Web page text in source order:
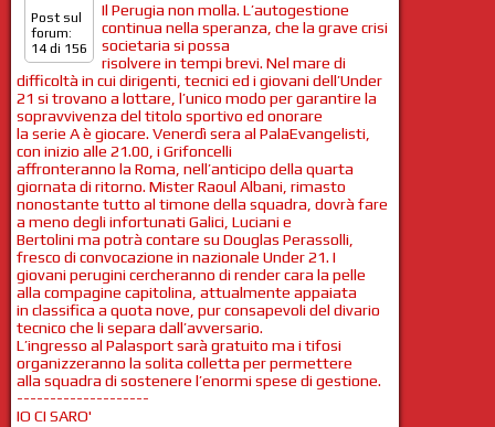
Post sul
forum:
14 di 156
Il Perugia non molla. L’autogestione
continua nella speranza, che la grave crisi
societaria si possa
risolvere in tempi brevi. Nel mare di
difficoltà in cui dirigenti, tecnici ed i giovani dell’Under
21 si trovano a lottare, l’unico modo per garantire la
sopravvivenza del titolo sportivo ed onorare
la serie A è giocare. Venerdì sera al PalaEvangelisti,
con inizio alle 21.00, i Grifoncelli
affronteranno la Roma, nell’anticipo della quarta
giornata di ritorno. Mister Raoul Albani, rimasto
nonostante tutto al timone della squadra, dovrà fare
a meno degli infortunati Galici, Luciani e
Bertolini ma potrà contare su Douglas Perassolli,
fresco di convocazione in nazionale Under 21. I
giovani perugini cercheranno di render cara la pelle
alla compagine capitolina, attualmente appaiata
in classifica a quota nove, pur consapevoli del divario
tecnico che li separa dall’avversario.
L’ingresso al Palasport sarà gratuito ma i tifosi
organizzeranno la solita colletta per permettere
alla squadra di sostenere l’enormi spese di gestione.
--------------------
IO CI SARO'